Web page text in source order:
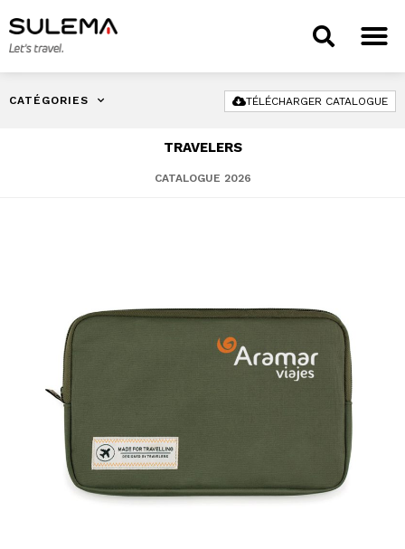
CATÉGORIES TÉLÉCHARGER CATALOGUE
TRAVELERS
CATALOGUE 2026